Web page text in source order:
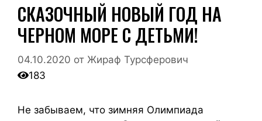
СКАЗОЧНЫЙ НОВЫЙ ГОД НА
ЧЕРНОМ МОРЕ С ДЕТЬМИ!
04.10.2020 от Жираф Турсферович
183
Не забываем, что зимняя Олимпиада